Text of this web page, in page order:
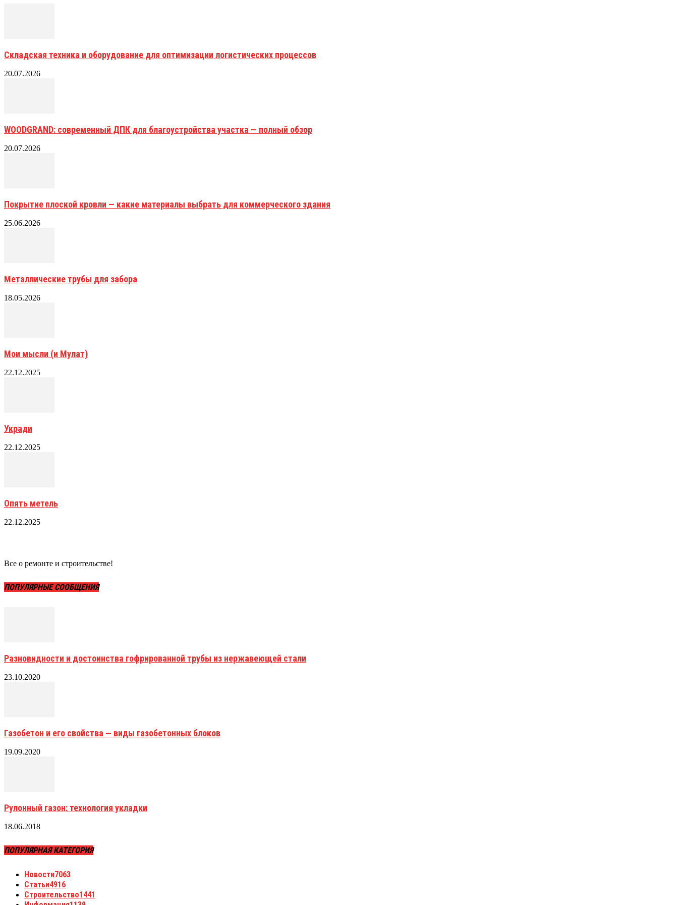
Складская техника и оборудование для оптимизации логистических процессов
20.07.2026
WOODGRAND: современный ДПК для благоустройства участка — полный обзор
20.07.2026
Покрытие плоской кровли — какие материалы выбрать для коммерческого здания
25.06.2026
Металлические трубы для забора
18.05.2026
Мои мысли (и Мулат)
22.12.2025
Укради
22.12.2025
Опять метель
22.12.2025
Все о ремонте и строительстве!
ПОПУЛЯРНЫЕ СООБЩЕНИЯ
Разновидности и достоинства гофрированной трубы из нержавеющей стали
23.10.2020
Газобетон и его свойства — виды газобетонных блоков
19.09.2020
Рулонный газон: технология укладки
18.06.2018
ПОПУЛЯРНАЯ КАТЕГОРИЯ
Новости7063
Статьи4916
Строительство1441